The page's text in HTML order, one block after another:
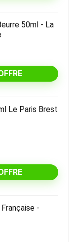
50ml - La
Le Paris Brest
-